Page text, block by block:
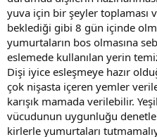
yuva için bir şeyler toplaması
beklediği gibi 8 gün içinde
yumurtaların bos olmasına
eslemede kullanılan yerin
Dişi iyice esleşmeye hazır
çok nişasta içeren yemler
karışık mamada verilebilir.
vücudunun uygunluğu
kirlerle yumurtaları